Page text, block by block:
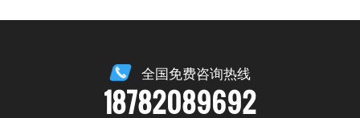
全国免费咨询热线
18782089692